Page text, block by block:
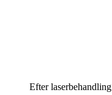
Efter laserbehandling